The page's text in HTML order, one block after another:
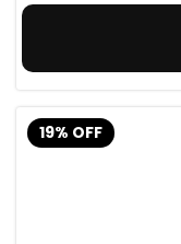
19% OFF